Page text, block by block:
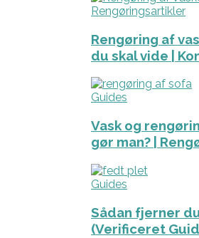
Rengøringsartikler
Rengøring af
du skal vide |
Guides
Vask og
gør man? |
Guides
Sådan fjerner
(Verificeret